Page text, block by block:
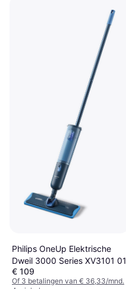
Philips OneUp Elektrische
Dweil 3000 Series XV3101 01
€ 109
Of 3 betalingen van € 36,33/mnd.
4 winkels